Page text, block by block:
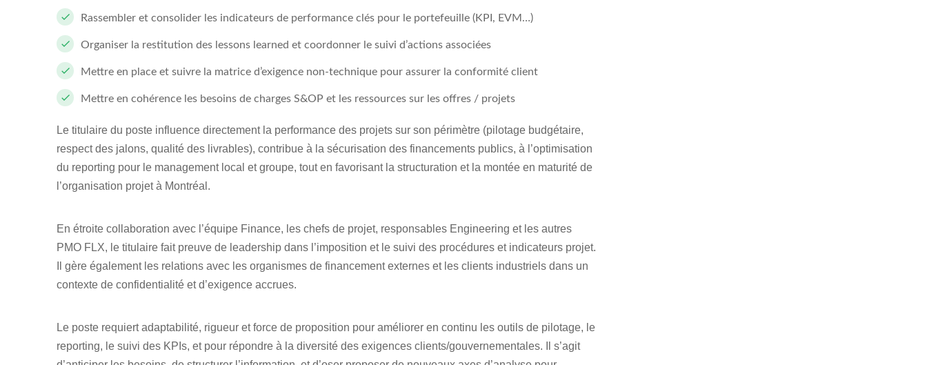
Rassembler et consolider les indicateurs de performance clés pour le portefeuille (KPI, EVM…)
Organiser la restitution des lessons learned et coordonner le suivi d’actions associées
Mettre en place et suivre la matrice d’exigence non-technique pour assurer la conformité client
Mettre en cohérence les besoins de charges S&OP et les ressources sur les offres / projets
Le titulaire du poste influence directement la performance des projets sur son périmètre (pilotage budgétaire,
respect des jalons, qualité des livrables), contribue à la sécurisation des financements publics, à l’optimisation
du reporting pour le management local et groupe, tout en favorisant la structuration et la montée en maturité de
l’organisation projet à Montréal.
En étroite collaboration avec l’équipe Finance, les chefs de projet, responsables Engineering et les autres
PMO FLX, le titulaire fait preuve de leadership dans l’imposition et le suivi des procédures et indicateurs projet.
Il gère également les relations avec les organismes de financement externes et les clients industriels dans un
contexte de confidentialité et d’exigence accrues.
Le poste requiert adaptabilité, rigueur et force de proposition pour améliorer en continu les outils de pilotage, le
reporting, le suivi des KPIs, et pour répondre à la diversité des exigences clients/gouvernementales. Il s’agit